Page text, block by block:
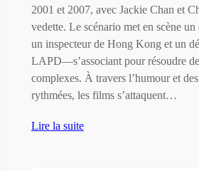
2001 et 2007, avec Jackie Chan et
vedette. Le scénario met en scène
un inspecteur de Hong Kong et un
LAPD—s’associant pour résoudre
complexes. À travers l’humour et des
rythmées, les films s’attaquent…
Lire la suite